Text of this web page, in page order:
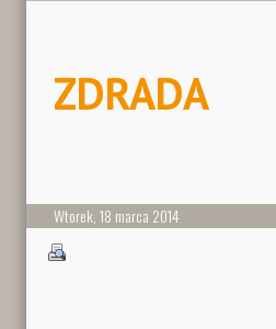
ZDRADA
Wtorek, 18 marca 2014